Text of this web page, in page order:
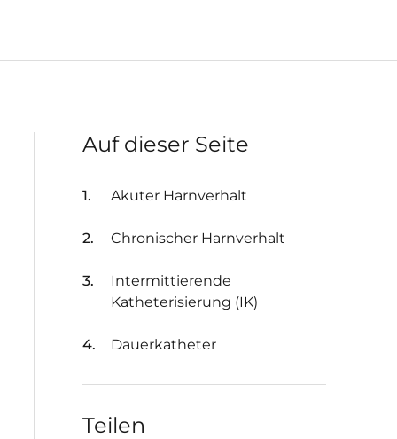
Auf dieser Seite
Akuter Harnverhalt
Chronischer Harnverhalt
Intermittierende
Katheterisierung (IK)
Dauerkatheter
Teilen